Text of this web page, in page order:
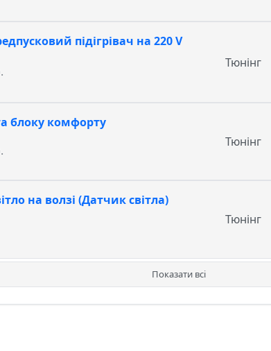
підігрівач на 220 V
Тюнінг
блоку комфорту
Тюнінг
на волзі (Датчик світла)
Тюнінг
Показати всі